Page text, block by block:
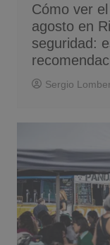
Cómo ver
agosto en
seguridad:
Sergio